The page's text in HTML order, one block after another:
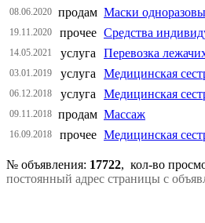
08.06.2020 продам Маски
19.11.2020 прочее Средства
14.05.2021 услуга Перевозка
03.01.2019 услуга Медицинская
06.12.2018 услуга Медицинская
09.11.2018 продам Массаж
16.09.2018 прочее Медицинская
№ объявления: 17722, кол-во
постоянный адрес страницы с